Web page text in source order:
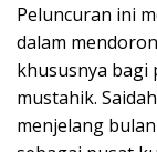
Peluncuran ini
dalam
khususnya bagi
mustahik.
menjelang